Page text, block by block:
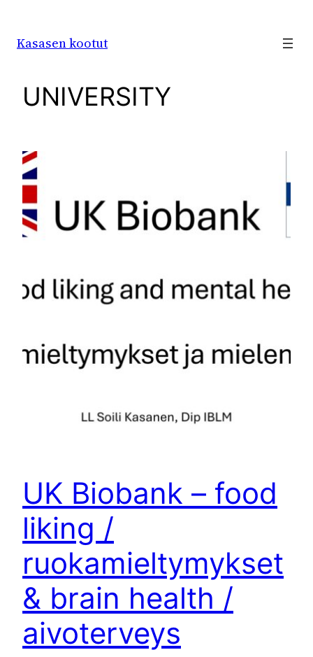
Kasasen kootut
UNIVERSITY
UK Biobank – food
liking /
ruokamieltymykset
& brain health /
aivoterveys